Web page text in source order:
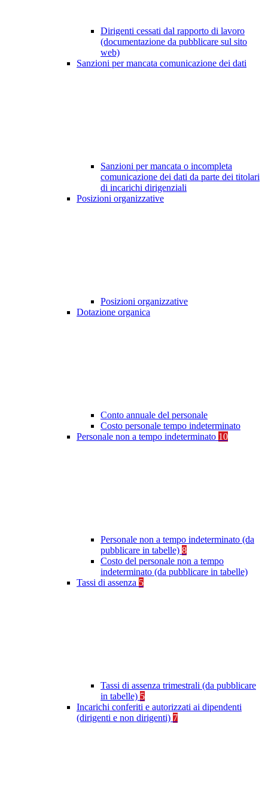
Dirigenti cessati dal rapporto di lavoro
(documentazione da pubblicare sul sito
web)
Sanzioni per mancata comunicazione dei dati
Sanzioni per mancata o incompleta
comunicazione dei dati da parte dei titolari
di incarichi dirigenziali
Posizioni organizzative
Posizioni organizzative
Dotazione organica
Conto annuale del personale
Costo personale tempo indeterminato
Personale non a tempo indeterminato 10
Personale non a tempo indeterminato (da
pubblicare in tabelle) 8
Costo del personale non a tempo
indeterminato (da pubblicare in tabelle)
Tassi di assenza 5
Tassi di assenza trimestrali (da pubblicare
in tabelle) 5
Incarichi conferiti e autorizzati ai dipendenti
(dirigenti e non dirigenti) 7